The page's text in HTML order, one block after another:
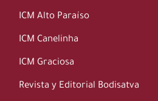
ICM Alto Paraíso
ICM Canelinha
ICM Graciosa
Revista y Editorial Bodisatva